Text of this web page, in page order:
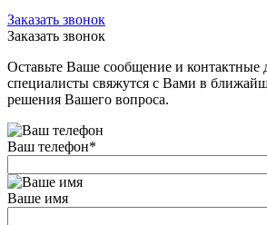
Заказать звонок
Заказать звонок
Оставьте Ваше сообщение и
специалисты свяжутся с Вами в
решения Вашего вопроса.
Ваш телефон*
Ваше имя